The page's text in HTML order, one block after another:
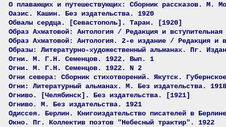
О плавающих и путешествующих: Сборник рассказов. М.
Оазис. Кашин. Без издательства. 1920
Обвалы сердца. [Севастополь]. Таран. [1920]
Образ Ахматовой: Антология / Редакция и
Образ Ахматовой: Антология. 2-е издание / Редакция и
Образы: Литературно-художественный альманах. Пг.
Огни. М. Г.Н. Семенцов. 1922. Вып. 1
Огни. М. Г.Н. Семенцов. 1922. N 2
Огни севера: Сборник стихотворений. Якутск.
Огни: Литературный альманах. М. Без издательства. 1918
Огниво. [Челябинск]. Без издательства. [1921]
Огниво. М. Без издательства. 1921
Одиссея. Берлин. Книгоиздательство писателей в
Окно. Пг. Коллектив поэтов "Небесный трактир". 1922